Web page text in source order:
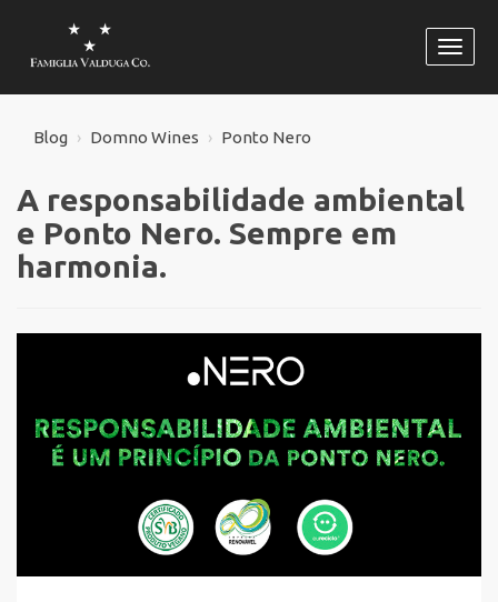
Blog Domno Wines Ponto Nero
A responsabilidade ambiental
e Ponto Nero. Sempre em
harmonia.